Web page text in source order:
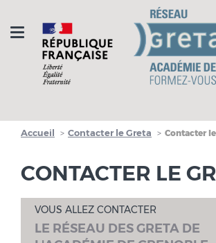
Toggle
navigation
Accueil Contacter le Greta Contacter
CONTACTER LE
VOUS ALLEZ CONTACTER
LE RÉSEAU DES GRETA DE